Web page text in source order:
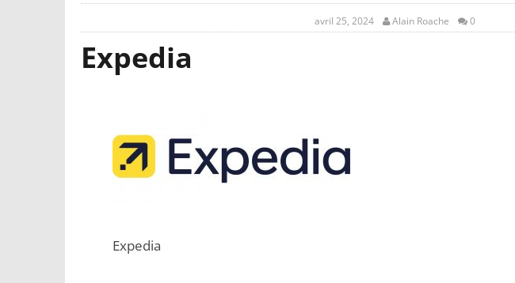
avril 25, 2024 Alain Roache 0
Expedia
Expedia